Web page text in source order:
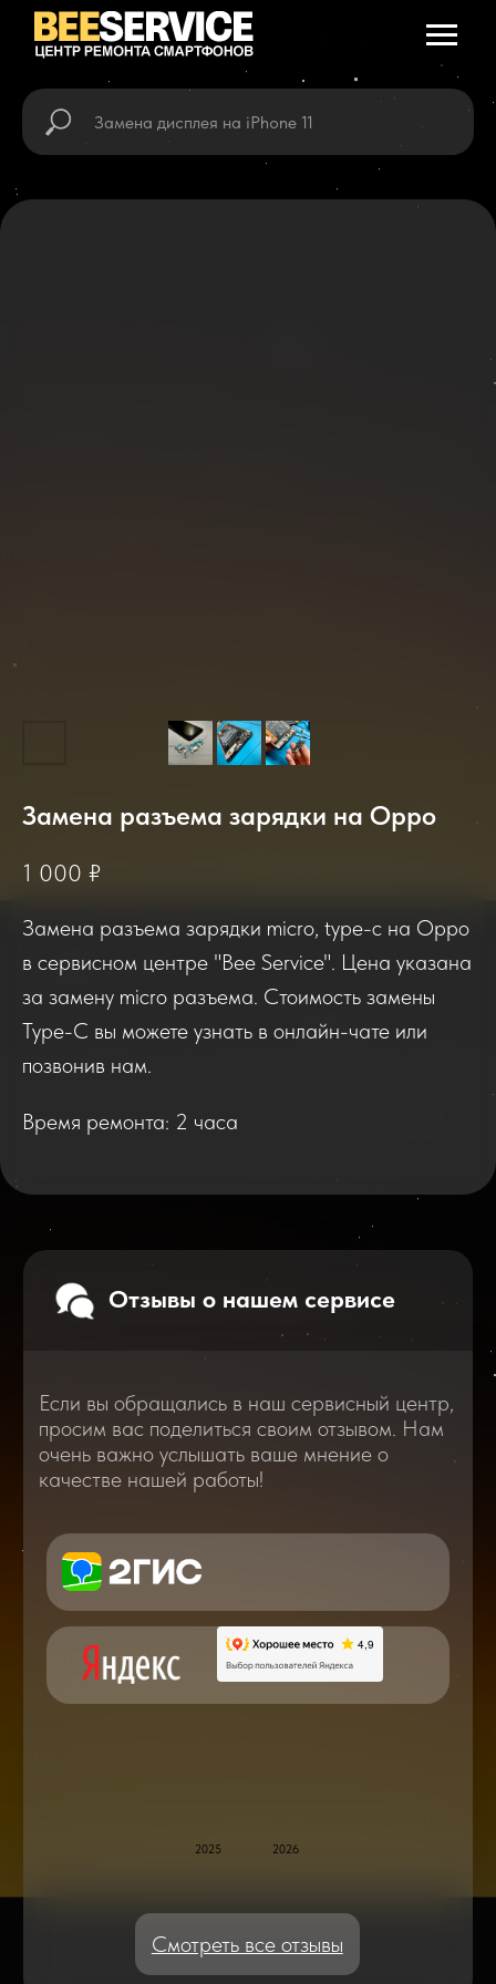
Замена разъема зарядки на Oppo
1 000 ₽
Замена разъема зарядки micro, type-c на Oppo
в сервисном центре "Bee Service". Цена указана
за замену micro разъема. Стоимость замены
Type-C вы можете узнать в онлайн-чате или
позвонив нам.
Время ремонта: 2 часа
Если вы обращались в наш сервисный центр,
просим вас поделиться своим отзывом. Нам
очень важно услышать ваше мнение о
Отзывы о нашем сервисе
по ремонту в онлайн в чате
Перейти
Блог статей - важное,
полезное, новое
В нашем блоге статей мы расскажем
Вам о самом важном, полезном и новом
в мире смартфонов и не только